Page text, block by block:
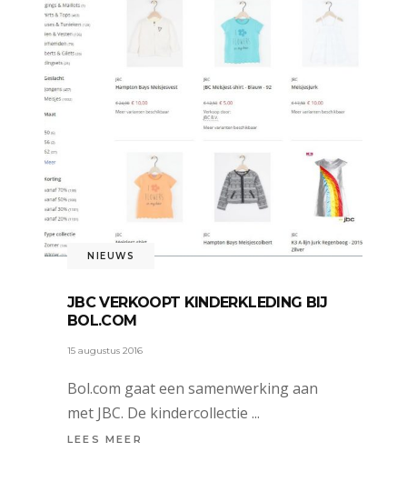
NIEUWS
JBC VERKOOPT KINDERKLEDING BIJ
BOL.COM
15 augustus 2016
Bol.com gaat een samenwerking aan
met JBC. De kindercollectie
LEES MEER